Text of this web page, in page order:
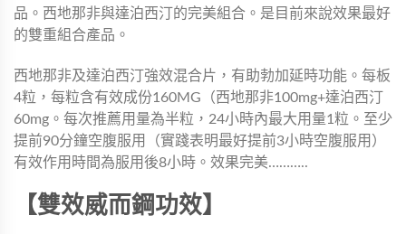
品。西地那非與達泊西汀的完美組合。是目前來說效果最好
的雙重組合產品。
西地那非及達泊西汀強效混合片，有助勃加延時功能。每板
4粒，每粒含有效成份160MG（西地那非100mg+達泊西汀
60mg。每次推薦用量為半粒，24小時內最大用量1粒。至少
提前90分鐘空腹服用（實踐表明最好提前3小時空腹服用）
有效作用時間為服用後8小時。效果完美………..
【雙效威而鋼功效】